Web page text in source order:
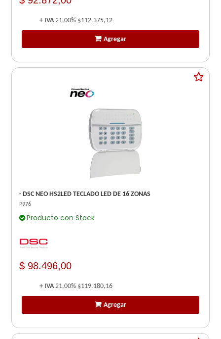
+ IVA21,00% $112.375,12
Agregar
- DSC NEO HS2LED TECLADO LED DE 16 ZONAS
P976
Producto con Stock
$ 98.496,00
+ IVA21,00% $119.180,16
Agregar